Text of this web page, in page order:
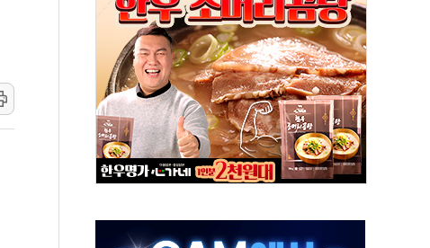
모터보트 전복…1명 사망·1명 실종
기림의 날 참석..."국제적 시민 연대로 목소리 내야"
질 중 실종 60대 나흘만에 숨진 채 발견
흉기 살해 10대 아들 체포
' 받아친 정청래…제주 연설서 신경전 고조
토 지시…與 "적극 환영"·野 "졸속 국정"